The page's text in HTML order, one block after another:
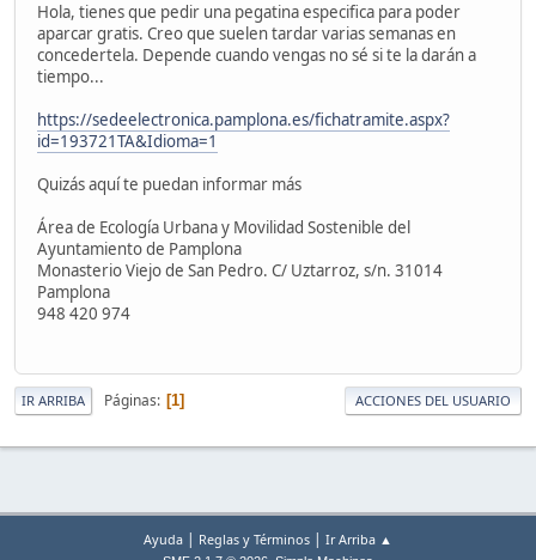
Hola, tienes que pedir una pegatina especifica para poder
aparcar gratis. Creo que suelen tardar varias semanas en
concedertela. Depende cuando vengas no sé si te la darán a
tiempo...
https://sedeelectronica.pamplona.es/fichatramite.aspx?
id=193721TA&Idioma=1
Quizás aquí te puedan informar más
Área de Ecología Urbana y Movilidad Sostenible del
Ayuntamiento de Pamplona
Monasterio Viejo de San Pedro. C/ Uztarroz, s/n. 31014
Pamplona
948 420 974
IR ARRIBA Páginas 1 ACCIONES DEL USUARIO
Ayuda | Reglas y Términos | Ir Arriba ▲